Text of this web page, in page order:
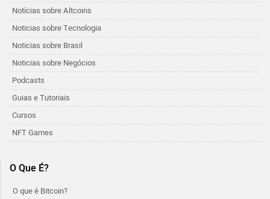
Notícias sobre Altcoins
Noticias sobre Tecnologia
Noticias sobre Brasil
Noticias sobre Negócios
Podcasts
Guias e Tutoriais
Cursos
NFT Games
O Que É?
O que é Bitcoin?